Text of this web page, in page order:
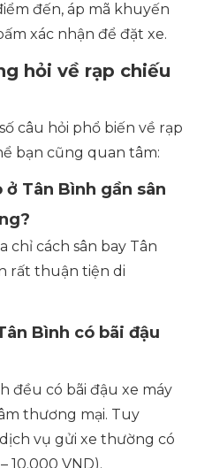
đến, áp mã khuyến
xác nhận để đặt xe.
hỏi về rạp chiếu
câu hỏi phổ biến về rạp
bạn cũng quan tâm:
Tân Bình gần sân
chỉ cách sân bay Tân
rất thuận tiện di
Bình có bãi đậu
đều có bãi đậu xe máy
thương mại. Tuy
vụ gửi xe thường có
10.000 VND).